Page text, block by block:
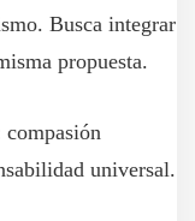
Busca integrar
propuesta.
compasión
universal.